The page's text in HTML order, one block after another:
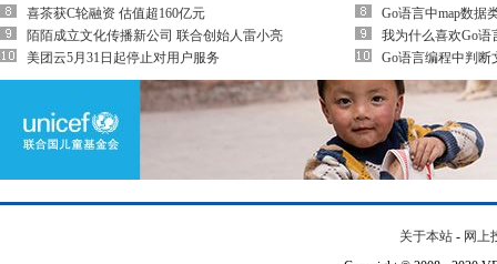
喜茶获C轮融资 估值超160亿元
陌陌成立文化传播新公司 联合创始人雷小亮
美团云5月31日起停止对用户服务
Go语言中map数据
我为什么喜欢Go语
Go语言编程中判断
关于本站 - 网上